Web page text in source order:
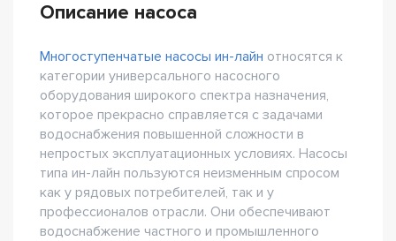
Описание насоса
Многоступенчатые насосы ин-лайн относятся к
категории универсального насосного
оборудования широкого спектра назначения,
которое прекрасно справляется с задачами
водоснабжения повышенной сложности в
непростых эксплуатационных условиях. Насосы
типа ин-лайн пользуются неизменным спросом
как у рядовых потребителей, так и у
профессионалов отрасли. Они обеспечивают
водоснабжение частного и промышленного